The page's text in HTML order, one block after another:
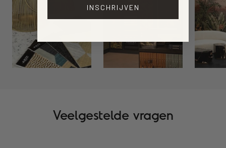
Veelgestelde vragen
INSCHRIJVEN